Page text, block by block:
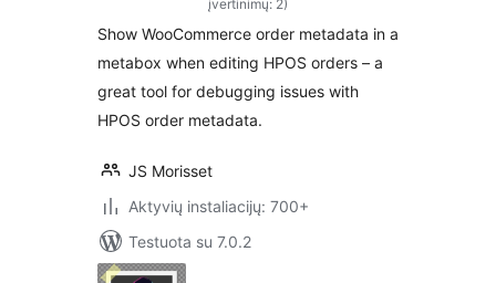
HPOS
įvertinimų: 2)
Show WooCommerce order metadata in a
metabox when editing HPOS orders – a
great tool for debugging issues with
HPOS order metadata.
JS Morisset
Aktyvių instaliacijų: 700+
Testuota su 7.0.2